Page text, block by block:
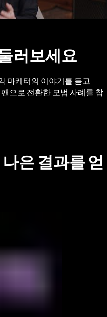
러보세요
마케터의 이야기를 듣고
으로 전환한 모범 사례를 참
은 결과를 얻